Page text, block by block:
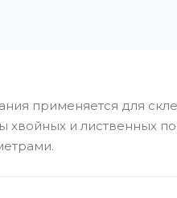
применяется для
хвойных и лиственных